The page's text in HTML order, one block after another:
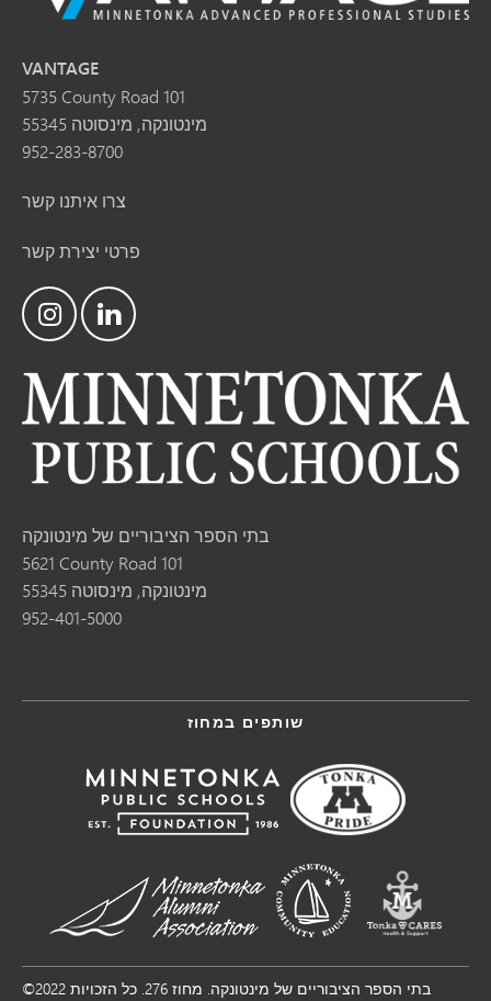
VANTAGE
5735 County Road 101
מינטונקה, מינסוטה 55345
952-283-8700
צרו איתנו קשר
פרטי יצירת קשר
בתי הספר הציבוריים של מינטונקה
5621 County Road 101
מינטונקה, מינסוטה 55345
952-401-5000
שותפים במחוז
©2022 בתי הספר הציבוריים של מינטונקה. מחוז 276. כל הזכויות